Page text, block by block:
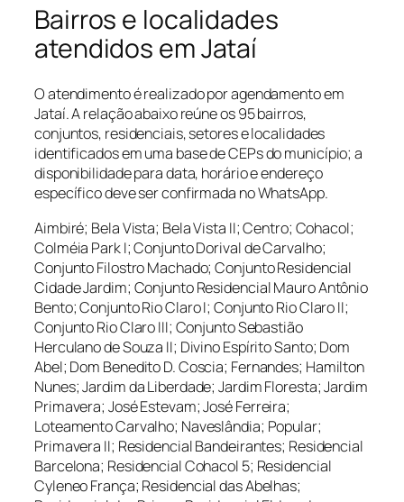
Bairros e localidades
atendidos em Jataí
O atendimento é realizado por agendamento em
Jataí. A relação abaixo reúne os 95 bairros,
conjuntos, residenciais, setores e localidades
identificados em uma base de CEPs do município; a
disponibilidade para data, horário e endereço
específico deve ser confirmada no WhatsApp.
Aimbiré; Bela Vista; Bela Vista II; Centro; Cohacol;
Colméia Park I; Conjunto Dorival de Carvalho;
Conjunto Filostro Machado; Conjunto Residencial
Cidade Jardim; Conjunto Residencial Mauro Antônio
Bento; Conjunto Rio Claro I; Conjunto Rio Claro II;
Conjunto Rio Claro III; Conjunto Sebastião
Herculano de Souza II; Divino Espírito Santo; Dom
Abel; Dom Benedito D. Coscia; Fernandes; Hamilton
Nunes; Jardim da Liberdade; Jardim Floresta; Jardim
Primavera; José Estevam; José Ferreira;
Loteamento Carvalho; Naveslândia; Popular;
Primavera II; Residencial Bandeirantes; Residencial
Barcelona; Residencial Cohacol 5; Residencial
Cyleneo França; Residencial das Abelhas;